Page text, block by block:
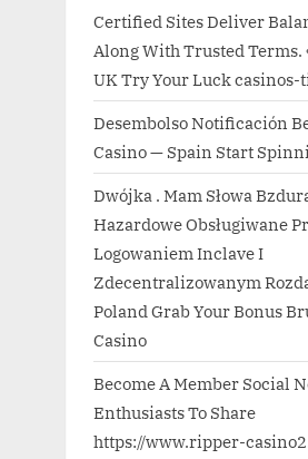
Certified Sites Deliver
Along With Trusted Terms.
UK Try Your Luck
Desembolso Notificación
Casino — Spain Start
Dwójka . Mam Słowa
Hazardowe Obsługiwane
Logowaniem Inclave I
Zdecentralizowanym
Poland Grab Your Bonus
Casino
Become A Member Social
Enthusiasts To Share
https://www.ripper-